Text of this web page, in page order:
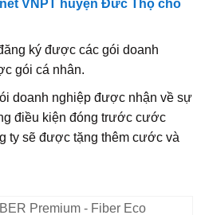
VNPT huyện Đức Thọ cho
ký được các gói doanh
gói cá nhân.
doanh nghiệp được nhận về sự
điều kiện đóng trước cước
ty sẽ được tặng thêm cước và
Premium - Fiber Eco